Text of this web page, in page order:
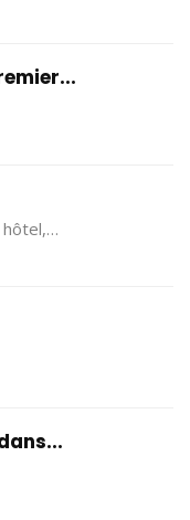
hôtel,…